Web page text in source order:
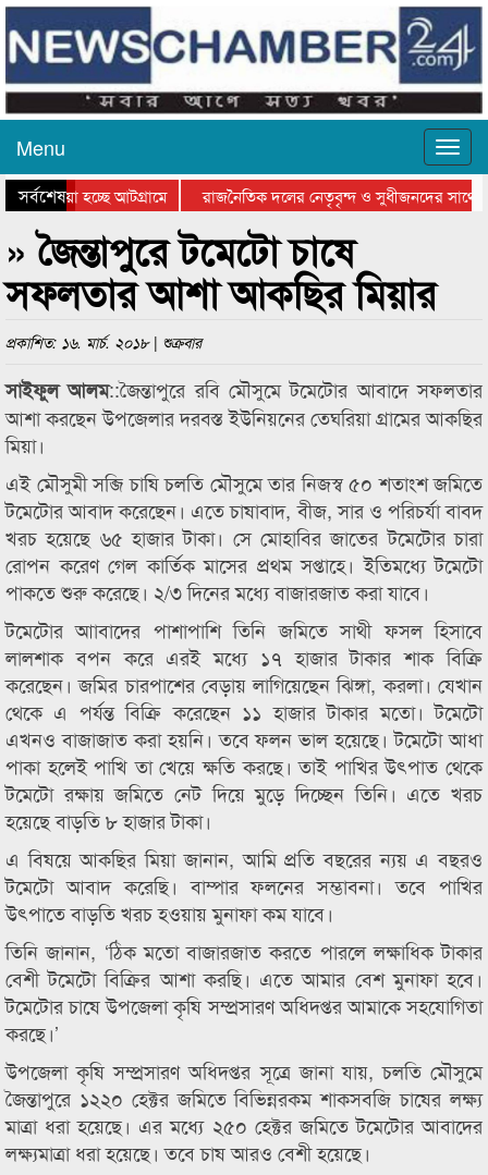
Menu
সর্বশেষ
যাওয়া হচ্ছে আটগ্রামে
রাজনৈতিক দলের নেতৃবৃন্দ ও সুধীজনদের সাথে
পুরস্কার বিতরণ সম্পন্ন
সিলেটে বাংলাদেশ গ্রুপ থিয়েটার
» জৈন্তাপুরে টমেটো চাষে
সফলতার আশা আকছির মিয়ার
প্রকাশিত: ১৬. মার্চ. ২০১৮ | শুক্রবার
সাইফুল আলম::জৈন্তাপুরে রবি মৌসুমে টমেটোর আবাদে সফলতার
আশা করছেন উপজেলার দরবস্ত ইউনিয়নের তেঘরিয়া গ্রামের আকছির
মিয়া।
এই মৌসুমী সব্জি চাষি চলতি মৌসুমে তার নিজস্ব ৫০ শতাংশ জমিতে
টমেটোর আবাদ করেছেন। এতে চাষাবাদ, বীজ, সার ও পরিচর্যা বাবদ
খরচ হয়েছে ৬৫ হাজার টাকা। সে মোহাবির জাতের টমেটোর চারা
রোপন করেণ গেল কার্তিক মাসের প্রথম সপ্তাহে। ইতিমধ্যে টমেটো
পাকতে শুরু করেছে। ২/৩ দিনের মধ্যে বাজারজাত করা যাবে।
টমেটোর আাবাদের পাশাপাশি তিনি জমিতে সাথী ফসল হিসাবে
লালশাক বপন করে এরই মধ্যে ১৭ হাজার টাকার শাক বিক্রি
করেছেন। জমির চারপাশের বেড়ায় লাগিয়েছেন ঝিঙ্গা, করলা। যেখান
থেকে এ পর্যন্ত বিক্রি করেছেন ১১ হাজার টাকার মতো। টমেটো
এখনও বাজাজাত করা হয়নি। তবে ফলন ভাল হয়েছে। টমেটো আধা
পাকা হলেই পাখি তা খেয়ে ক্ষতি করছে। তাই পাখির উৎপাত থেকে
টমেটো রক্ষায় জমিতে নেট দিয়ে মুড়ে দিচ্ছেন তিনি। এতে খরচ
হয়েছে বাড়তি ৮ হাজার টাকা।
এ বিষয়ে আকছির মিয়া জানান, আমি প্রতি বছরের ন্যয় এ বছরও
টমেটো আবাদ করেছি। বাম্পার ফলনের সম্ভাবনা। তবে পাখির
উৎপাতে বাড়তি খরচ হওয়ায় মুনাফা কম যাবে।
তিনি জানান, ‘ঠিক মতো বাজারজাত করতে পারলে লক্ষাধিক টাকার
বেশী টমেটো বিক্রির আশা করছি। এতে আমার বেশ মুনাফা হবে।
টমেটোর চাষে উপজেলা কৃষি সম্প্রসারণ অধিদপ্তর আমাকে সহযোগিতা
করছে।’
উপজেলা কৃষি সম্প্রসারণ অধিদপ্তর সূত্রে জানা যায়, চলতি মৌসুমে
জৈন্তাপুরে ১২২০ হেক্টর জমিতে বিভিন্নরকম শাকসবজি চাষের লক্ষ্য
মাত্রা ধরা হয়েছে। এর মধ্যে ২৫০ হেক্টর জমিতে টমেটোর আবাদের
লক্ষ্যমাত্রা ধরা হয়েছে। তবে চাষ আরও বেশী হয়েছে।